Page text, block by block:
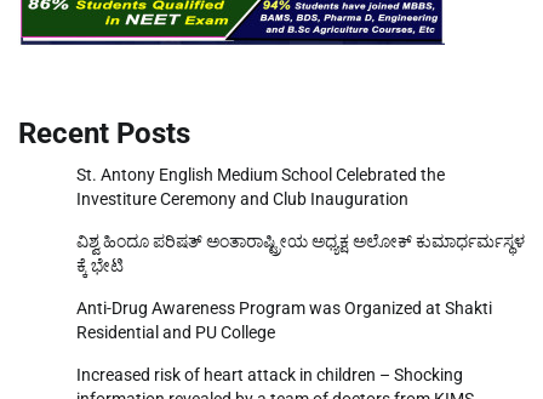
Recent Posts
St. Antony English Medium School Celebrated the
Investiture Ceremony and Club Inauguration
ವಿಶ್ವ ಹಿಂದೂ ಪರಿಷತ್ ಅಂತಾರಾಷ್ಟ್ರೀಯ ಅಧ್ಯಕ್ಷ ಅಲೋಕ್ ಕುಮಾರ್ಧರ್ಮಸ್ಥಳ
ಕ್ಕೆ ಭೇಟಿ
Anti-Drug Awareness Program was Organized at Shakti
Residential and PU College
Increased risk of heart attack in children – Shocking